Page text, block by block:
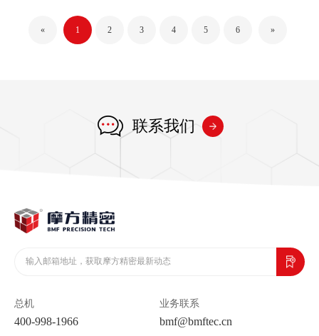
« 1 2 3 4 5 6 »
联系我们
总机
400-998-1966
业务联系
bmf@bmftec.cn